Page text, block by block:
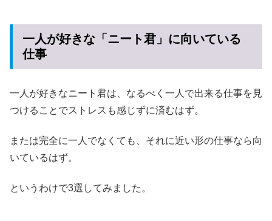
一人が好きな「ニート君」に向いている
仕事
一人が好きなニート君は、なるべく一人で出来る仕事を見
つけることでストレスも感じずに済むはず。
または完全に一人でなくても、それに近い形の仕事なら向
いているはず。
というわけで3選してみました。